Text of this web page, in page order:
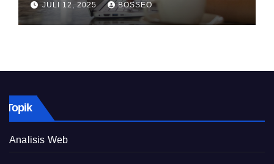
JULI 12, 2025 BOSSEO
Topik
Analisis Web